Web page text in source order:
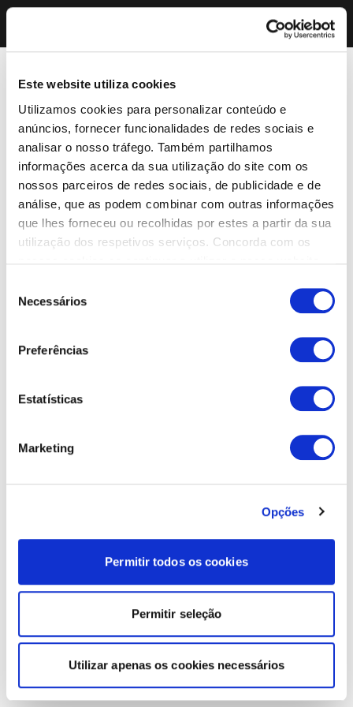
Este website utiliza cookies
Utilizamos cookies para personalizar conteúdo e
anúncios, fornecer funcionalidades de redes sociais e
analisar o nosso tráfego. Também partilhamos
informações acerca da sua utilização do site com os
nossos parceiros de redes sociais, de publicidade e de
análise, que as podem combinar com outras informações
que lhes forneceu ou recolhidas por estes a partir da sua
utilização dos respetivos serviços. Concorda com os
Necessários
Preferências
Estatísticas
Marketing
Opções
Permitir todos os cookies
Permitir seleção
Utilizar apenas os cookies necessários